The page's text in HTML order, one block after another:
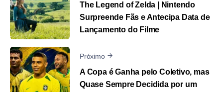
The Legend of Zelda | Nintendo
Surpreende Fãs e Antecipa Data de
Lançamento do Filme
Próximo
A Copa é Ganha pelo Coletivo, mas
Quase Sempre Decidida por um